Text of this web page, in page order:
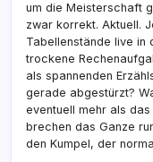
um die Meisterschaft
zwar korrekt. Aktuell.
Tabellenstände live in
trockene
als spannenden
gerade abgestürzt?
eventuell mehr als
brechen das Ganze
den Kumpel, der